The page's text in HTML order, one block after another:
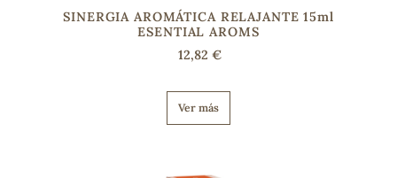
SINERGIA AROMÁTICA RELAJANTE 15ml
ESENTIAL AROMS
12,82 €
Ver más